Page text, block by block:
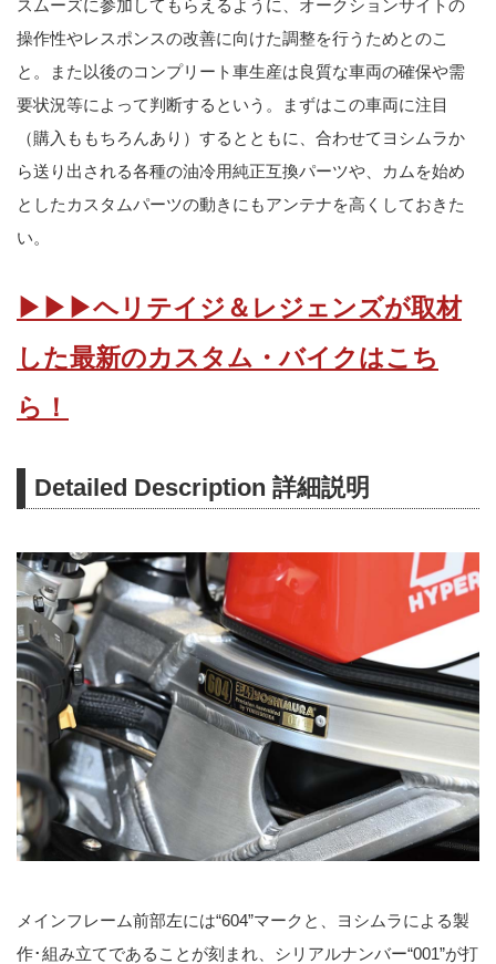
スムーズに参加してもらえるように、オークションサイトの
操作性やレスポンスの改善に向けた調整を行うためとのこ
と。また以後のコンプリート車生産は良質な車両の確保や需
要状況等によって判断するという。まずはこの車両に注目
（購入ももちろんあり）するとともに、合わせてヨシムラか
ら送り出される各種の油冷用純正互換パーツや、カムを始め
としたカスタムパーツの動きにもアンテナを高くしておきた
い。
▶▶▶ヘリテイジ＆レジェンズが取材
した最新のカスタム・バイクはこち
ら！
Detailed Description 詳細説明
メインフレーム前部左には“604”マークと、ヨシムラによる製
作･組み立てであることが刻まれ、シリアルナンバー“001”が打